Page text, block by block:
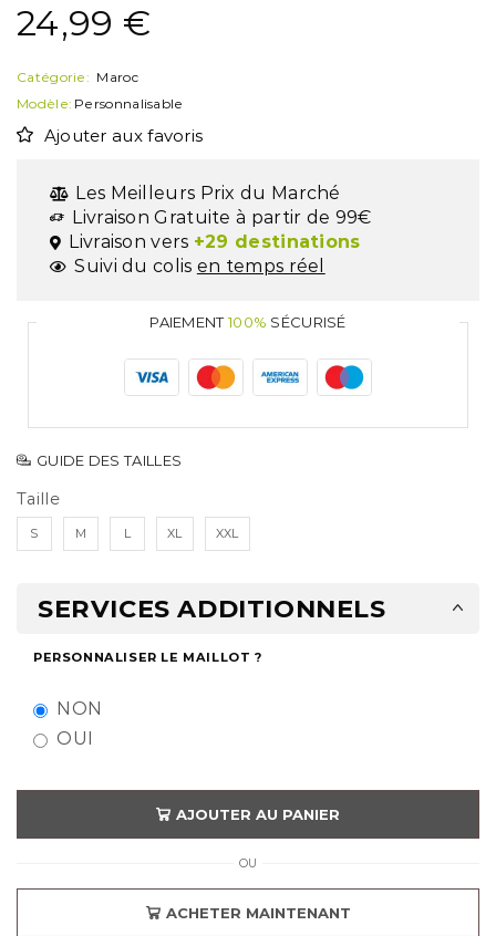
24,99 €
Catégorie: Maroc
Modèle: Personnalisable
Ajouter aux favoris
Les Meilleurs Prix du Marché
Livraison Gratuite à partir de 99€
Livraison vers +29 destinations
Suivi du colis en temps réel
PAIEMENT100% SÉCURISÉ
GUIDE DES TAILLES
Taille
S M L XL XXL
SERVICES ADDITIONNELS
PERSONNALISER LE MAILLOT ?
NON
OUI
AJOUTER AU PANIER
OU
ACHETER MAINTENANT